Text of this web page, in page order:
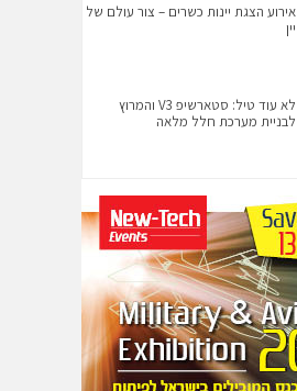
אירוע הצגת יינות כשרים – צור עולם של
יין
לא עוד טיל: סטארשיפ V3 והמרוץ
לבניית מערכת חלל מלאה